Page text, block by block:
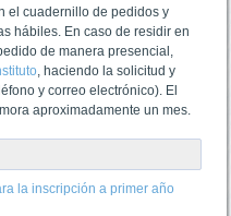
el cuadernillo de pedidos y
hábiles. En caso de residir en
de manera presencial,
, haciendo la solicitud y
y correo electrónico). El
aproximadamente un mes.
la inscripción a primer año